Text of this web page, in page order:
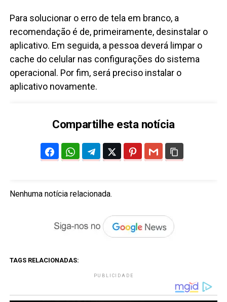
Para solucionar o erro de tela em branco, a
recomendação é de, primeiramente, desinstalar o
aplicativo. Em seguida, a pessoa deverá limpar o
cache do celular nas configurações do sistema
operacional. Por fim, será preciso instalar o
aplicativo novamente.
Compartilhe esta notícia
Nenhuma notícia relacionada.
TAGS RELACIONADAS:
PUBLICIDADE